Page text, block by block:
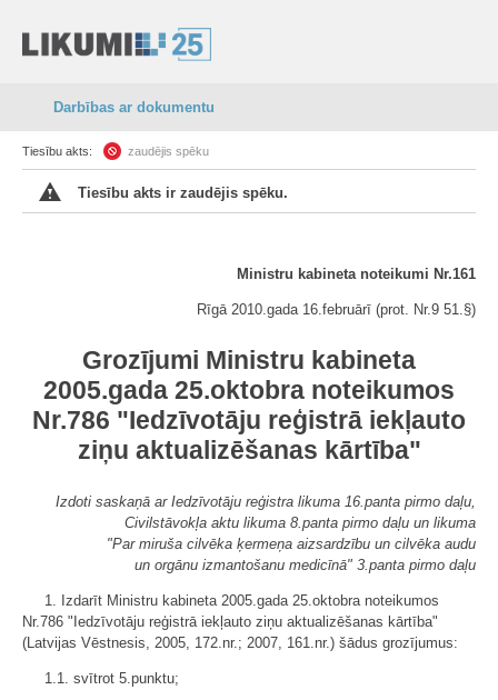
Darbības ar dokumentu
Tiesību akts: zaudējis spēku
Tiesību akts ir zaudējis spēku.
Ministru kabineta noteikumi Nr.161
Rīgā 2010.gada 16.februārī (prot. Nr.9 51.§)
Grozījumi Ministru kabineta
2005.gada 25.oktobra noteikumos
Nr.786 "Iedzīvotāju reģistrā iekļauto
ziņu aktualizēšanas kārtība"
Izdoti saskaņā ar Iedzīvotāju reģistra likuma 16.panta pirmo daļu,
Civilstāvokļa aktu likuma 8.panta pirmo daļu un likuma
"Par miruša cilvēka ķermeņa aizsardzību un cilvēka audu
un orgānu izmantošanu medicīnā" 3.panta pirmo daļu
1. Izdarīt Ministru kabineta 2005.gada 25.oktobra noteikumos
Nr.786 "Iedzīvotāju reģistrā iekļauto ziņu aktualizēšanas kārtība"
(Latvijas Vēstnesis, 2005, 172.nr.; 2007, 161.nr.) šādus grozījumus:
1.1. svītrot 5.punktu;